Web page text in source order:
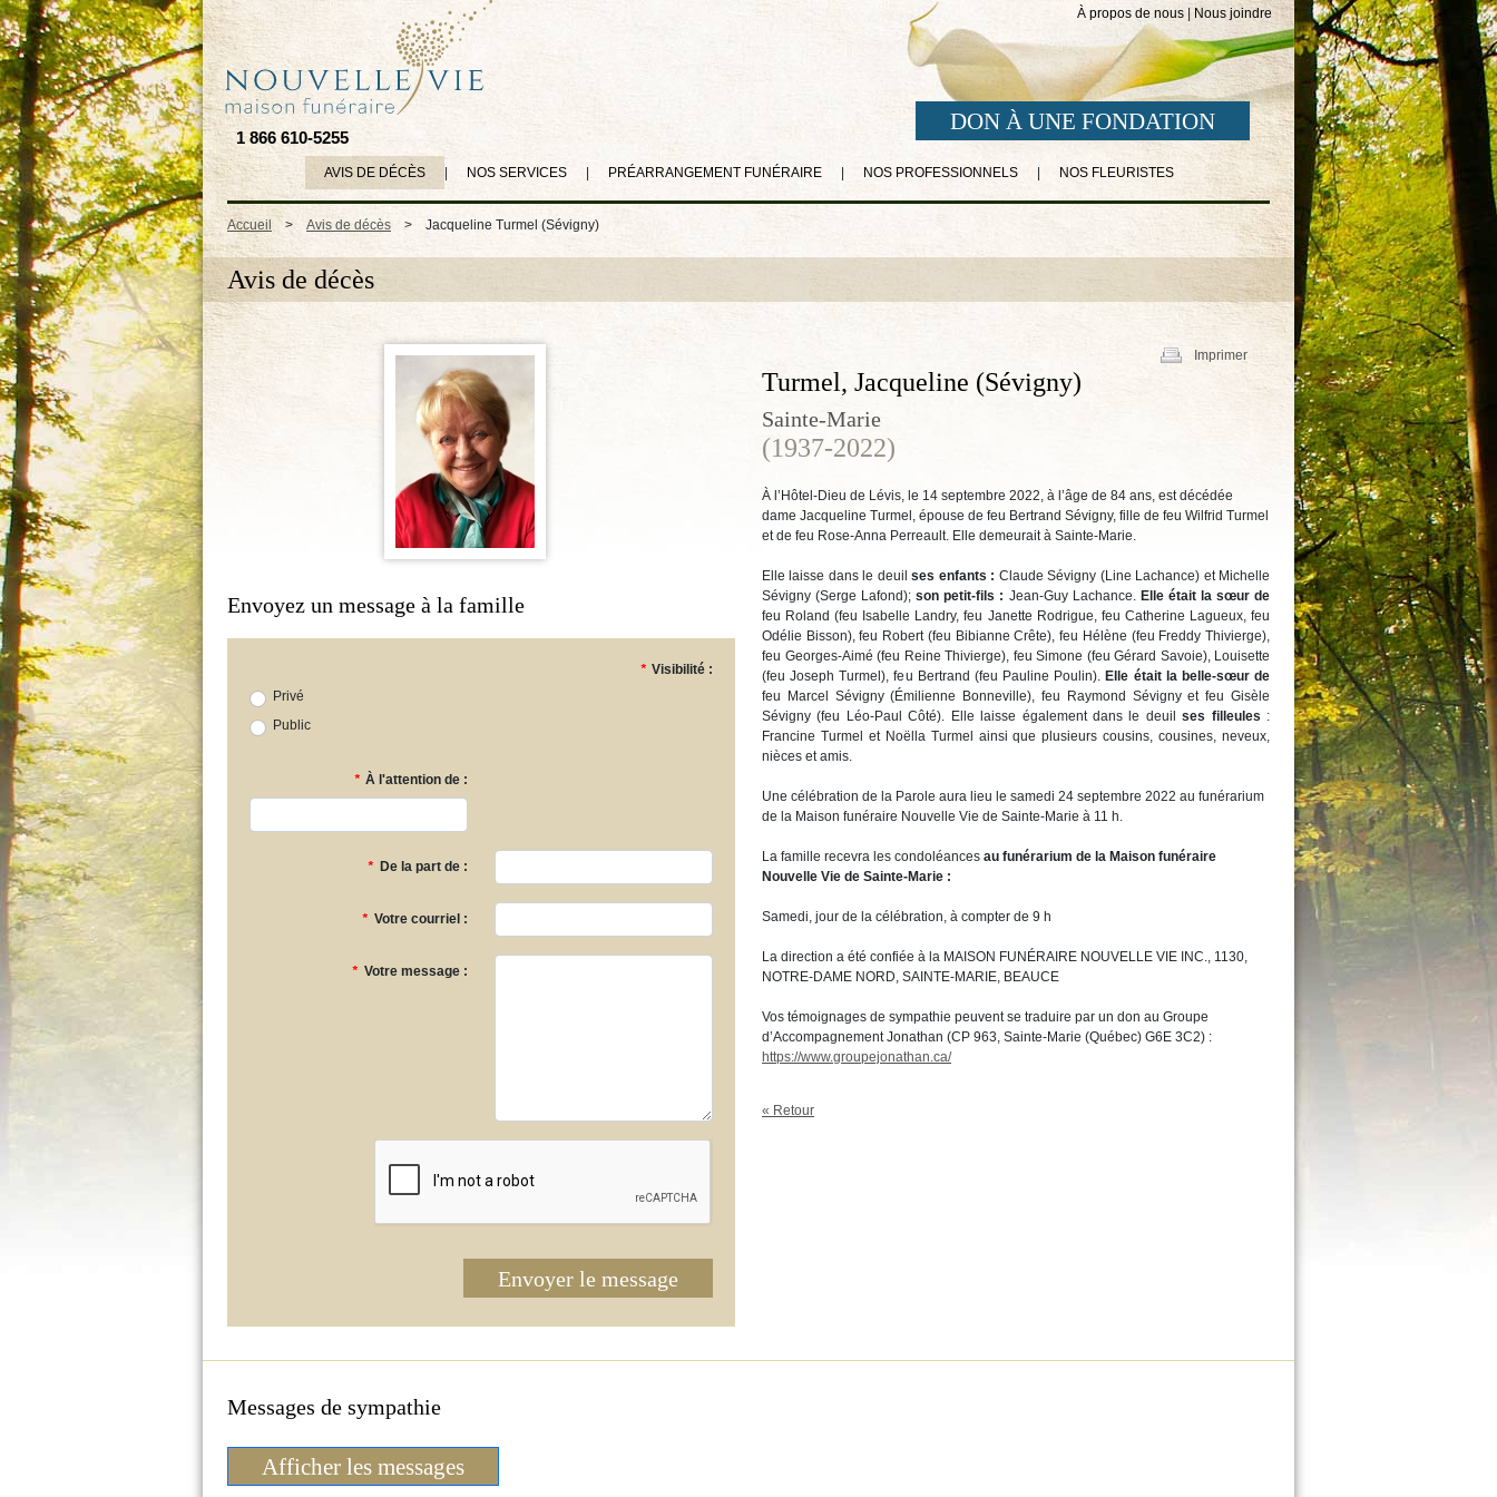
À propos de nous Nous joindre
1 866 610-5255
DON À UNE FONDATION
AVIS DE DÉCÈS NOS SERVICES PRÉARRANGEMENT FUNÉRAIRE NOS PROFESSIONNELS NOS FLEURISTES
Accueil > Avis de décès > Jacqueline Turmel (Sévigny)
Avis de décès
Envoyez un message à la famille
* Visibilité :
Privé
Public
* À l'attention de :
* De la part de :
* Votre courriel :
* Votre message :
Envoyer le message
Imprimer
Turmel, Jacqueline (Sévigny)
Sainte-Marie
(1937-2022)
À l’Hôtel-Dieu de Lévis, le 14 septembre 2022, à l’âge de 84 ans, est décédée
dame Jacqueline Turmel, épouse de feu Bertrand Sévigny, fille de feu Wilfrid Turmel
et de feu Rose-Anna Perreault. Elle demeurait à Sainte-Marie.
Elle laisse dans le deuilses enfants : Claude Sévigny (Line Lachance) et Michelle
Sévigny (Serge Lafond);son petit-fils : Jean-Guy Lachance. Elle était la sœur de
feu Roland (feu Isabelle Landry, feu Janette Rodrigue, feu Catherine Lagueux, feu
Odélie Bisson), feu Robert (feu Bibianne Crête), feu Hélène (feu Freddy Thivierge),
feu Georges-Aimé (feu Reine Thivierge), feu Simone (feu Gérard Savoie), Louisette
(feu Joseph Turmel), feu Bertrand (feu Pauline Poulin). Elle était la belle-sœur de
feu Marcel Sévigny (Émilienne Bonneville), feu Raymond Sévigny et feu Gisèle
Sévigny (feu Léo-Paul Côté). Elle laisse également dans le deuilses filleules :
Francine Turmel et Noëlla Turmel ainsi que plusieurs cousins, cousines, neveux,
nièces et amis.
Une célébration de la Parole aura lieu le samedi 24 septembre 2022 au funérarium
de la Maison funéraire Nouvelle Vie de Sainte-Marie à 11 h.
La famille recevra les condoléances au funérarium de la Maison funéraire
Nouvelle Vie de Sainte-Marie :
Samedi, jour de la célébration, à compter de 9 h
La direction a été confiée à la MAISON FUNÉRAIRE NOUVELLE VIE INC., 1130,
NOTRE-DAME NORD, SAINTE-MARIE, BEAUCE
Vos témoignages de sympathie peuvent se traduire par un don au Groupe
d’Accompagnement Jonathan (CP 963, Sainte-Marie (Québec) G6E 3C2) :
https://www.groupejonathan.ca/
« Retour
Messages de sympathie
Afficher les messages